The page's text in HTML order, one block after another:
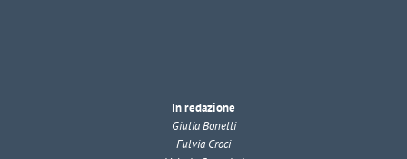
In redazione
Giulia Bonelli
Fulvia Croci